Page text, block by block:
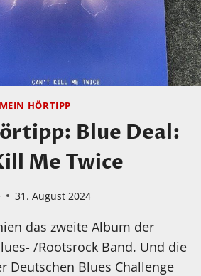
MEIN HÖRTIPP
Blue Deal:
Me Twice
31. August 2024
das zweite Album der
/Rootsrock Band. Und die
Deutschen Blues Challenge